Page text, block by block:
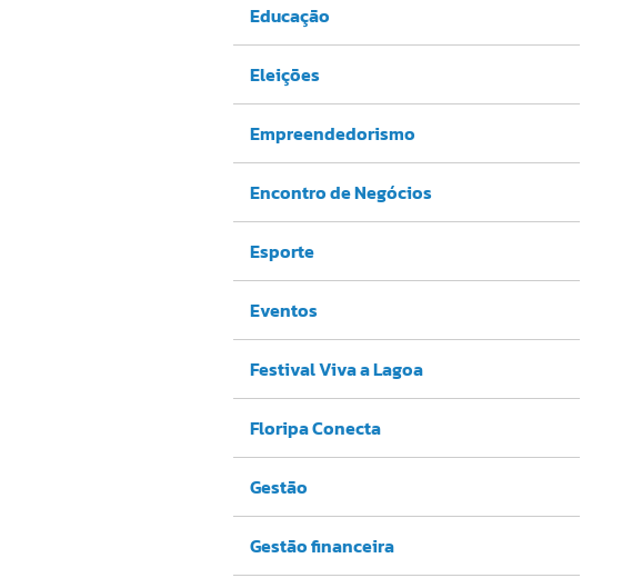
Educação
Eleições
Empreendedorismo
Encontro de Negócios
Esporte
Eventos
Festival Viva a Lagoa
Floripa Conecta
Gestão
Gestão financeira